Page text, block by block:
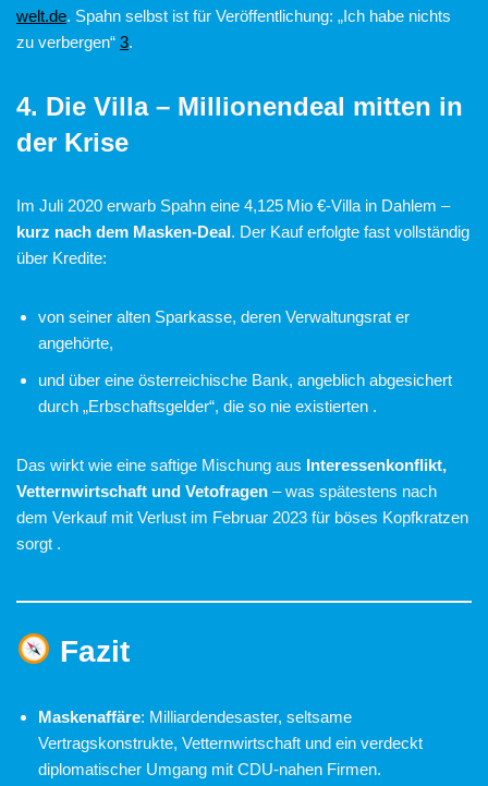
welt.de. Spahn selbst ist für Veröffentlichung: „Ich habe nichts
zu verbergen“ 3.
4. Die Villa – Millionendeal mitten in
der Krise
Im Juli 2020 erwarb Spahn eine 4,125 Mio €-Villa in Dahlem –
kurz nach dem Masken-Deal. Der Kauf erfolgte fast vollständig
über Kredite:
von seiner alten Sparkasse, deren Verwaltungsrat er
angehörte,
und über eine österreichische Bank, angeblich abgesichert
durch „Erbschaftsgelder“, die so nie existierten .
Das wirkt wie eine saftige Mischung aus Interessenkonflikt,
Vetternwirtschaft und Vetofragen – was spätestens nach
dem Verkauf mit Verlust im Februar 2023 für böses Kopfkratzen
sorgt .
Fazit
Maskenaffäre: Milliardendesaster, seltsame
Vertragskonstrukte, Vetternwirtschaft und ein verdeckt
diplomatischer Umgang mit CDU-nahen Firmen.